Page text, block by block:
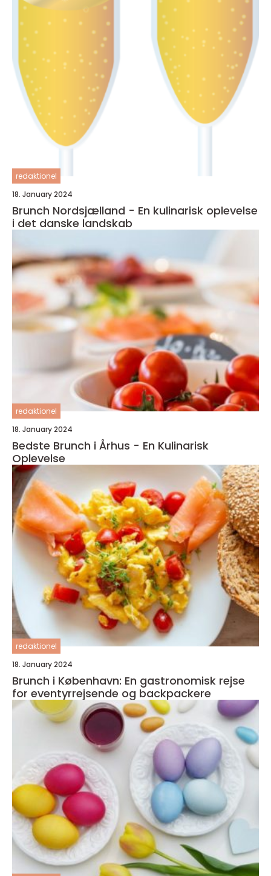
redaktionel
18. January 2024
Brunch Nordsjælland - En kulinarisk oplevelse
i det danske landskab
redaktionel
18. January 2024
Bedste Brunch i Århus - En Kulinarisk
Oplevelse
redaktionel
18. January 2024
Brunch i København: En gastronomisk rejse
for eventyrrejsende og backpackere